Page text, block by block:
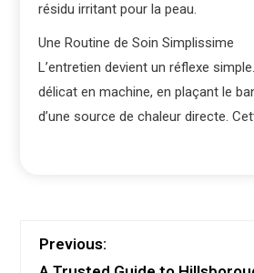
résidu irritant pour la peau.
Une Routine de Soin Simplissime
L’entretien devient un réflexe
délicat en machine, en plaçant le
d’une source de chaleur directe.
Previous: